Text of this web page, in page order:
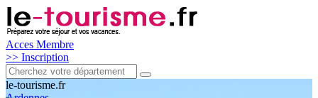
Acces Membre
>> Inscription
le-tourisme.fr